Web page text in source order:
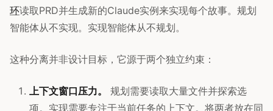
环读取PRD并生成新的Claude实例来实现每个故事。规划
智能体从不实现。实现智能体从不规划。
这种分离并非设计目标，它源于两个独立约束：
上下文窗口压力。
规划需要读取大量文件并探索选
项。实现需要专注于当前任务的上下文。将两者放在同